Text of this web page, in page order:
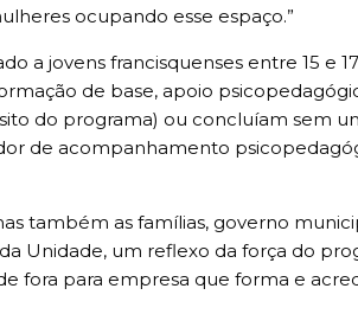
ocupando esse espaço.”
a jovens francisquenses entre 15 e
de base, apoio
do programa) ou concluíam sem
de acompanhamento
também as famílias, governo
Unidade, um reflexo da força do
fora para empresa que forma e